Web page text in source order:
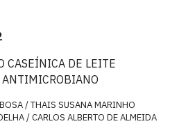
CASEÍNICA DE LEITE
ANTIMICROBIANO
/ THAIS SUSANA MARINHO
/ CARLOS ALBERTO DE ALMEIDA